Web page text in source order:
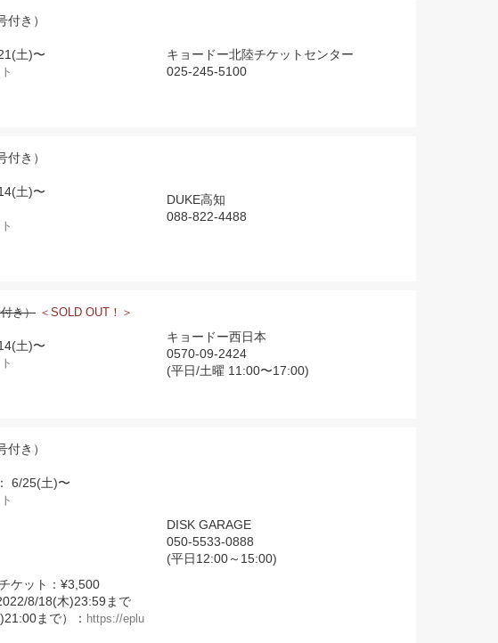
付き）
土)〜
キョードー北陸チケットセンター
025-245-5100
付き）
土)〜
DUKE高知
088-822-4488
き） ＜SOLD OUT！＞
土)〜
キョードー西日本
0570-09-2424
(平日/土曜 11:00〜17:00)
付き）
6/25(土)〜
ケット：¥3,500
8/18(木)23:59まで
まで）： https://eplu
DISK GARAGE
050-5533-0888
(平日12:00～15:00)